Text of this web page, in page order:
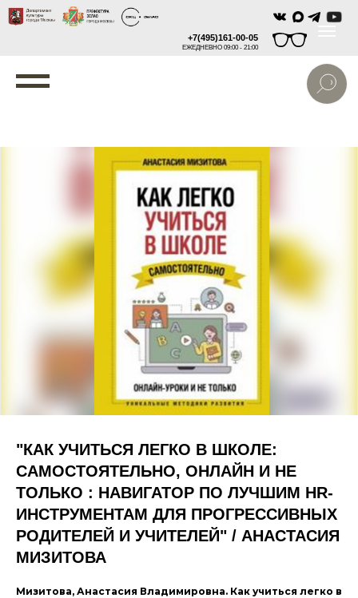
+7(495)161-00-05
ЕЖЕДНЕВНО 09:00 - 21:00
"КАК УЧИТЬСЯ ЛЕГКО В ШКОЛЕ:
САМОСТОЯТЕЛЬНО, ОНЛАЙН И НЕ
ТОЛЬКО : НАВИГАТОР ПО ЛУЧШИМ HR-
ИНСТРУМЕНТАМ ДЛЯ ПРОГРЕССИВНЫХ
РОДИТЕЛЕЙ И УЧИТЕЛЕЙ" / АНАСТАСИЯ
МИЗИТОВА
Мизитова, Анастасия Владимировна. Как учиться легко в